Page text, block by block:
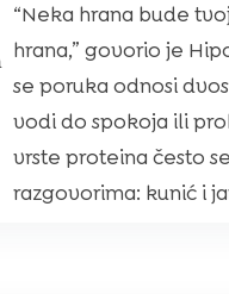
“Neka hrana bude
hrana,” govorio je
se poruka odnosi
vodi do spokoja ili
vrste proteina često
razgovorima: kunić i